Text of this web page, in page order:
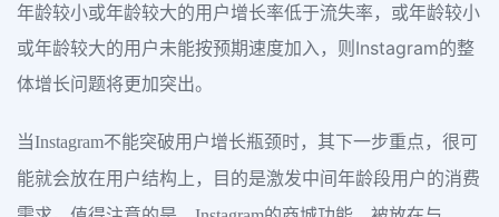
年龄较小或年龄较大的用户增长率低于流失率，或年龄较小
或年龄较大的用户未能按预期速度加入，则Instagram的整
体增长问题将更加突出。
当Instagram不能突破用户增长瓶颈时，其下一步重点，很可
能就会放在用户结构上，目的是激发中间年龄段用户的消费